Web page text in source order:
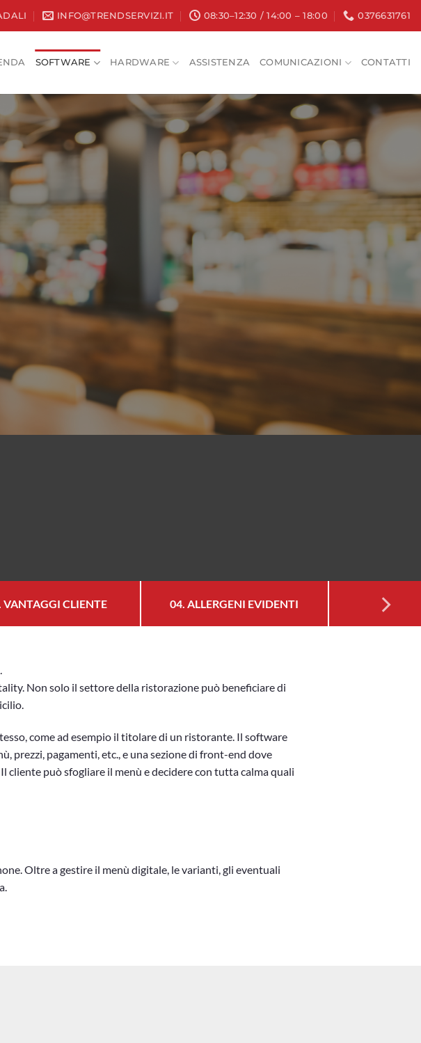
INFO@TRENDSERVIZI.IT 08:30–12:30 / 14:00 – 18:00 0376631761
SOFTWARE HARDWARE ASSISTENZA COMUNICAZIONI CONTATTI
VANTAGGI CLIENTE 04. ALLERGENI EVIDENTI
Non solo il settore della ristorazione può beneficiare di
come ad esempio il titolare di un ristorante. Il software
prezzi, pagamenti, etc., e una sezione di front-end dove
cliente può sfogliare il menù e decidere con tutta calma quali
Oltre a gestire il menù digitale, le varianti, gli eventuali